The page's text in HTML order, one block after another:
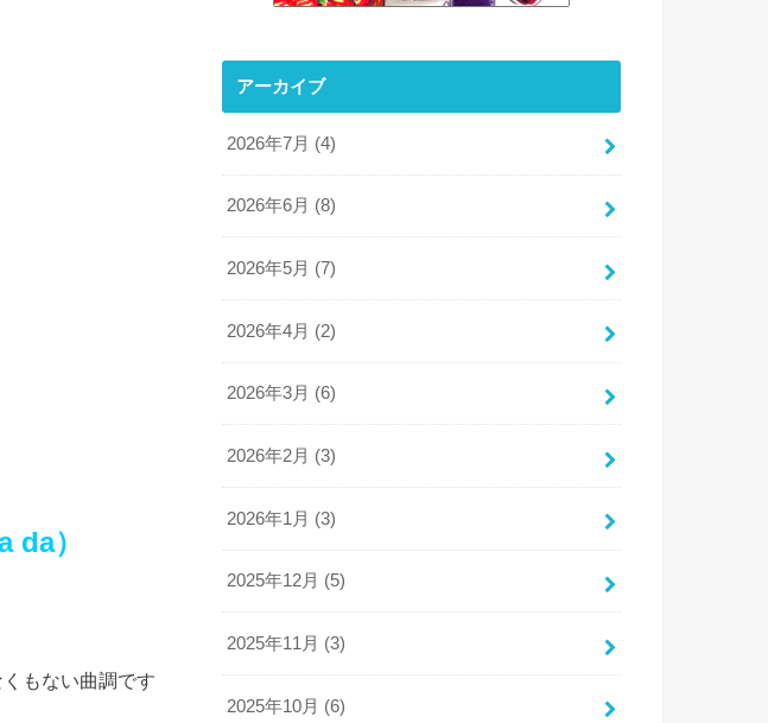
da）
もない曲調です
アーカイブ
2026年7月 (4)
2026年6月 (8)
2026年5月 (7)
2026年4月 (2)
2026年3月 (6)
2026年2月 (3)
2026年1月 (3)
2025年12月 (5)
2025年11月 (3)
2025年10月 (6)